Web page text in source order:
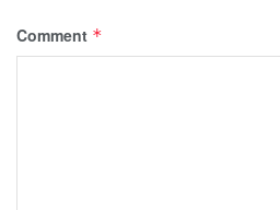
Comment *